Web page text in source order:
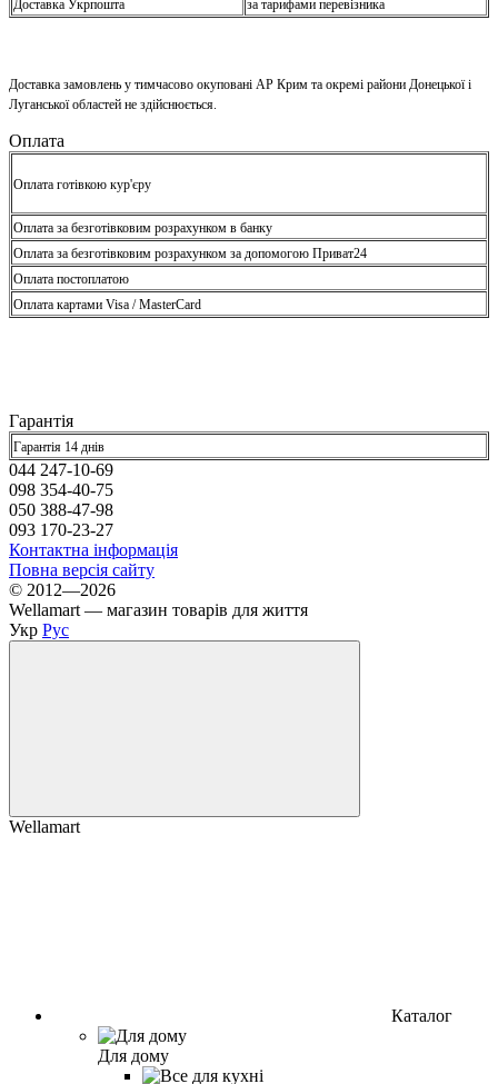
Доставка Укрпошта за тарифами перевізника
Доставка замовлень у тимчасово окуповані АР Крим та окремі райони Донецької і
Луганської областей не здійснюється.
Оплата
Оплата готівкою кур'єру
Оплата за безготівковим розрахунком в банку
Оплата за безготівковим розрахунком за допомогою Приват24
Оплата постоплатою
Оплата картами Visa / MasterCard
Гарантія
Гарантія 14 днів
044 247-10-69
098 354-40-75
050 388-47-98
093 170-23-27
Контактна інформація
Повна версія сайту
© 2012—2026
Wellamart — магазин товарів для життя
Укр Рус
Wellamart
Каталог
Для дому